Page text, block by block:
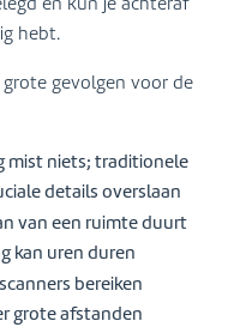
hebt.
gevolgen voor de
mist niets; traditionele
details overslaan
van een ruimte duurt
kan uren duren
bereiken
grote afstanden